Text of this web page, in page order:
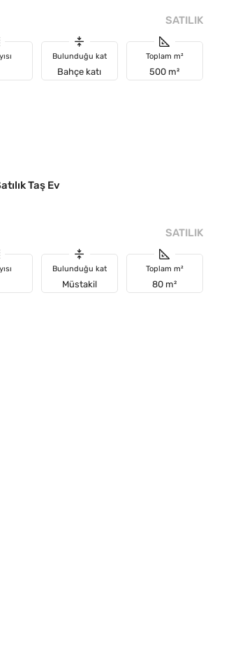
SATILIK
Bulunduğu kat
Bahçe katı
Toplam m²
500 m²
Taş Ev
SATILIK
Bulunduğu kat
Müstakil
Toplam m²
80 m²